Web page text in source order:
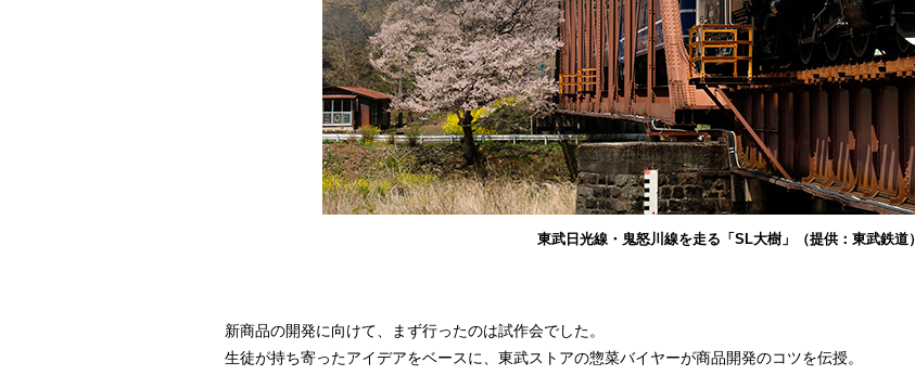
東武日光線・鬼怒川線を走る「SL大樹」（提供：東武鉄道）
新商品の開発に向けて、まず行ったのは試作会でした。
生徒が持ち寄ったアイデアをベースに、東武ストアの惣菜バイヤーが商品開発のコツを伝授。